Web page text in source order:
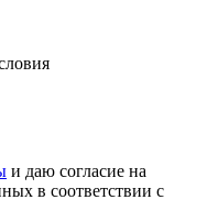
и даю согласие на
в соответствии с